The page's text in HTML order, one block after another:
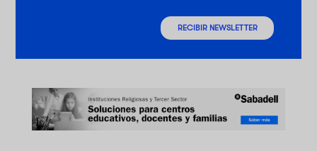
RECIBIR NEWSLETTER